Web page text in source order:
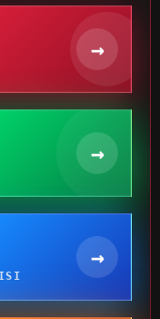
→
→
→